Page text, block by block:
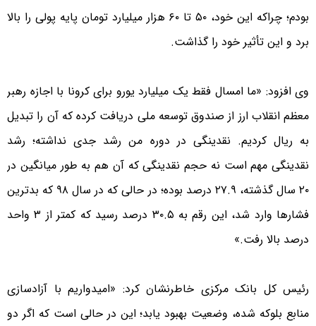
بودم؛ چراکه این خود، ۵۰ تا ۶۰ هزار میلیارد تومان پایه پولی را بالا
برد و این تأثیر خود را گذاشت.
وی افزود: «ما امسال فقط یک میلیارد یورو برای کرونا با اجازه رهبر
معظم انقلاب ارز از صندوق توسعه ملی دریافت کرده که آن را تبدیل
به ریال کردیم. نقدینگی در دوره من رشد جدی نداشته؛ رشد
نقدینگی مهم است نه حجم نقدینگی که آن هم به طور میانگین در
۲۰ سال گذشته، ۲۷.۹ درصد بوده؛ در حالی که در سال ۹۸ که بدترین
فشارها وارد شد، این رقم به ۳۰.۵ درصد رسید که کمتر از ۳ واحد
درصد بالا رفت.»
رئیس کل بانک مرکزی خاطرنشان کرد: «امیدواریم با آزادسازی
منابع بلوکه شده، وضعیت بهبود یابد؛ این در حالی است که اگر دو